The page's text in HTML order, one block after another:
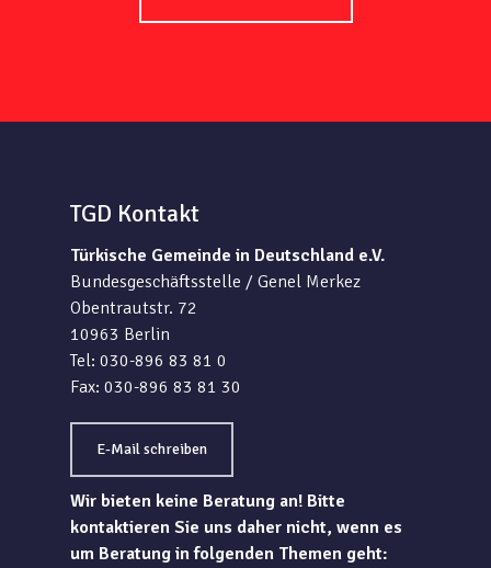
TGD Kontakt
Türkische Gemeinde in Deutschland e.V.
Bundesgeschäftsstelle / Genel Merkez
Obentrautstr. 72
10963 Berlin
Tel: 030-896 83 81 0
Fax: 030-896 83 81 30
E-Mail schreiben
Wir bieten keine Beratung an! Bitte
kontaktieren Sie uns daher nicht, wenn es
um Beratung in folgenden Themen geht: